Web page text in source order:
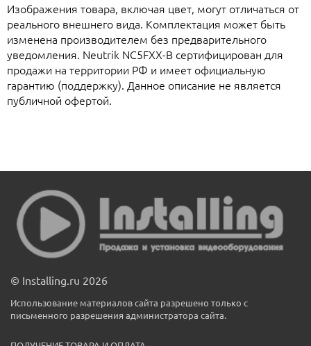
Изображения товара, включая цвет, могут отличаться от
реального внешнего вида. Комплектация может быть
изменена производителем без предварительного
уведомления. Neutrik NC5FXX-B сертифицирован для
продажи на территории РФ и имеет официальную
гарантию (поддержку). Данное описание не является
публичной офертой.
© Installing.ru 2026
Использование материалов сайта разрешено только с
письменного разрешения администратора сайта.